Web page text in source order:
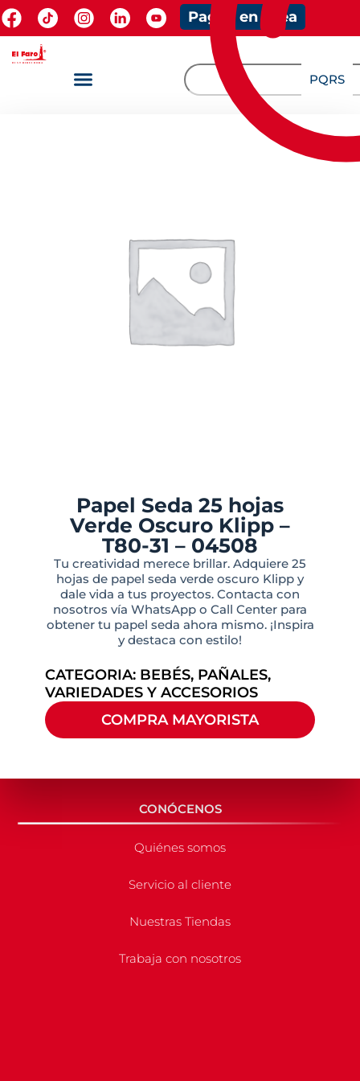
Pagos en línea
PQRS
Papel Seda 25 hojas
Verde Oscuro Klipp –
T80-31 – 04508
Tu creatividad merece brillar. Adquiere 25
hojas de papel seda verde oscuro Klipp y
dale vida a tus proyectos. Contacta con
nosotros vía WhatsApp o Call Center para
obtener tu papel seda ahora mismo. ¡Inspira
y destaca con estilo!
CATEGORIA: BEBÉS, PAÑALES,
VARIEDADES Y ACCESORIOS
COMPRA MAYORISTA
CONÓCENOS
Quiénes somos
Servicio al cliente
Nuestras Tiendas
Trabaja con nosotros